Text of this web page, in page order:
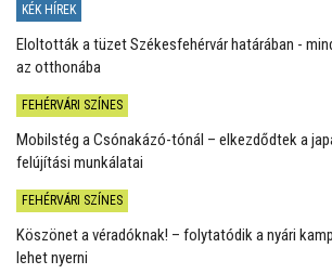
KÉK HÍREK
Eloltották a tüzet Székesfehérvár határában -
az otthonába
FEHÉRVÁRI SZÍNES
Mobilstég a Csónakázó-tónál – elkezdődtek a
felújítási munkálatai
FEHÉRVÁRI SZÍNES
Köszönet a véradóknak! – folytatódik a nyári
lehet nyerni